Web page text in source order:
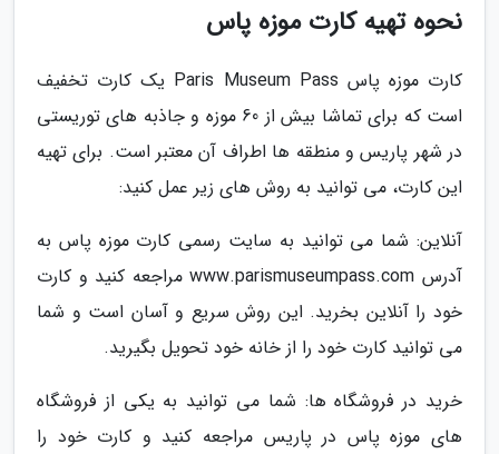
نحوه تهیه کارت موزه پاس
کارت موزه پاس Paris Museum Pass یک کارت تخفیف
است که برای تماشا بیش از 60 موزه و جاذبه های توریستی
در شهر پاریس و منطقه ها اطراف آن معتبر است. برای تهیه
این کارت، می توانید به روش های زیر عمل کنید:
آنلاین: شما می توانید به سایت رسمی کارت موزه پاس به
آدرس www.parismuseumpass.com مراجعه کنید و کارت
خود را آنلاین بخرید. این روش سریع و آسان است و شما
می توانید کارت خود را از خانه خود تحویل بگیرید.
خرید در فروشگاه ها: شما می توانید به یکی از فروشگاه
های موزه پاس در پاریس مراجعه کنید و کارت خود را